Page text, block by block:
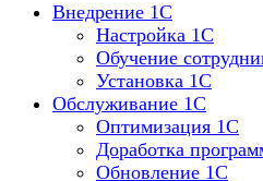
Внедрение 1С
Настройка 1C
Обучение
Установка 1C
Обслуживание 1С
Оптимизация 1С
Доработка
Обновление 1С